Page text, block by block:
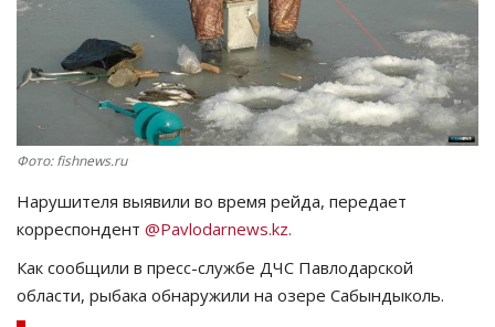
Чек-лист
РАЗВЛЕЧЕНИЯ
OFFICIAL
Курултай
Язык
Фото: fishnews.ru
Нарушителя выявили во время рейда, передает
корреспондент @Pavlodarnews.kz.
Как сообщили в пресс-службе ДЧС Павлодарской
области, рыбака обнаружили на озере Сабындыколь.